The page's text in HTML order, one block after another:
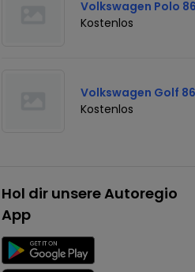
Volkswagen Polo
Kostenlos
Volkswagen Golf
Kostenlos
Hol dir unsere Autoregio
App